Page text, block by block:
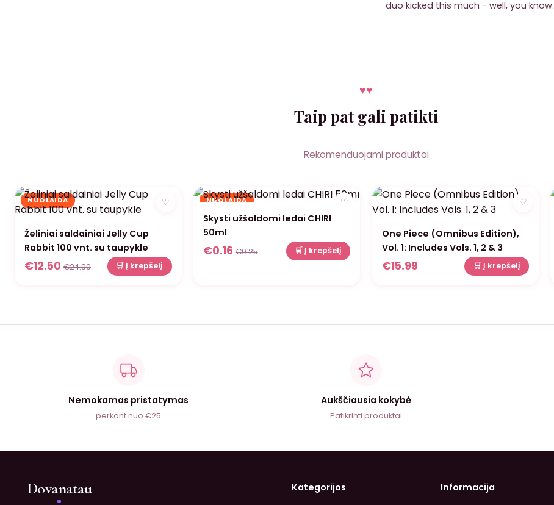
duo kicked this much - well, you know.
♥♥
Taip pat gali patikti
Rekomenduojami produktai
NUOLAIDA ♡
Želiniai saldainiai Jelly Cup
Rabbit 100 vnt. su taupykle
€12.50 €24.99 🛒 Į krepšelį
NUOLAIDA
♡
Skysti užšaldomi ledai CHIRI
50ml
€0.16 €0.25 🛒 Į krepšelį
♡
One Piece (Omnibus Edition),
Vol. 1: Includes Vols. 1, 2 & 3
€15.99 🛒 Į krepšelį
Nemokamas pristatymas
perkant nuo €25
Aukščiausia kokybė
Patikrinti produktai
Dovanatau Kategorijos Informacija